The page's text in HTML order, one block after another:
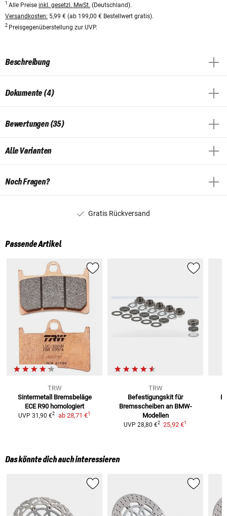
1 Alle Preise inkl. gesetzl. MwSt. (Deutschland).
Versandkosten: 5,99 € (ab 199,00 € Bestellwert gratis).
2 Preisgegenüberstellung zur UVP.
Beschreibung
Dokumente (4)
Bewertungen (35)
Alle Varianten
Noch Fragen?
Gratis Rückversand
Passende Artikel
TRW
Sintermetall Bremsbeläge
ECE R90 homologiert
UVP 31,90 €2 ab 28,71 €1
TRW
Befestigungskit für
Bremsscheiben an BMW-
Modellen
UVP 28,80 €2 25,92 €1
Das könnte dich auch interessieren